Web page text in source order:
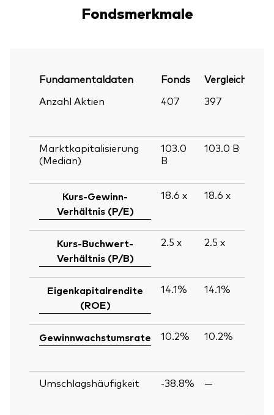
Fondsmerkmale
Fundamentaldaten Fonds
Anzahl Aktien
407 397
Marktkapitalisierung
(Median)
103.0
B
103.0 B
Kurs-Gewinn-
Verhältnis (P/E)
18.6 x 18.6 x
Kurs-Buchwert-
Verhältnis (P/B)
2.5 x 2.5 x
Eigenkapitalrendite
(ROE)
14.1% 14.1%
Gewinnwachstumsrate 10.2% 10.2%
Umschlagshäufigkeit -38.8% —